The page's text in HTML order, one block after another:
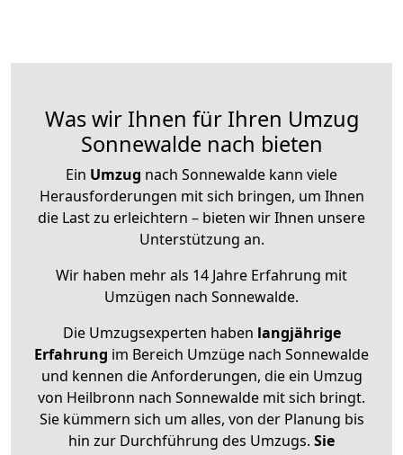
Was wir Ihnen für Ihren Umzug
Sonnewalde nach bieten
Ein Umzug nach Sonnewalde kann viele
Herausforderungen mit sich bringen, um Ihnen
die Last zu erleichtern – bieten wir Ihnen unsere
Unterstützung an.
Wir haben mehr als 14 Jahre Erfahrung mit
Umzügen nach Sonnewalde.
Die Umzugsexperten haben langjährige
Erfahrung im Bereich Umzüge nach Sonnewalde
und kennen die Anforderungen, die ein Umzug
von Heilbronn nach Sonnewalde mit sich bringt.
Sie kümmern sich um alles, von der Planung bis
hin zur Durchführung des Umzugs. Sie